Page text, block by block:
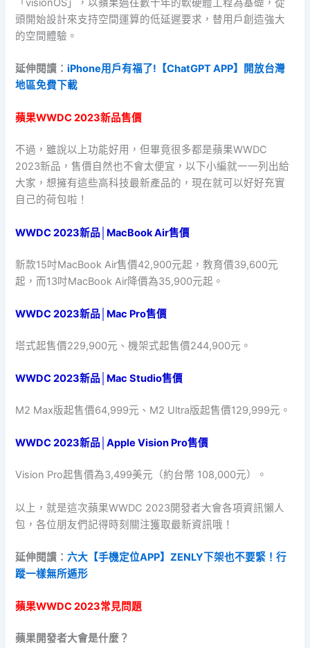
「visionOS」，以蘋果過往數十年的軟硬體工程為基礎，從
頭開始設計來支持空間運算的低延遲要求，替用戶創造強大
的空間體驗。
延伸閱讀：iPhone用戶有福了!【ChatGPT APP】開放台灣
地區免費下載
蘋果WWDC 2023新品售價
不過，雖說以上功能好用，但畢竟很多都是蘋果WWDC
2023新品，售價自然也不會太便宜，以下小編就一一列出給
大家，想擁有這些高科技最新產品的，現在就可以好好充實
自己的荷包啦！
WWDC 2023新品│MacBook Air售價
新款15吋MacBook Air售價42,900元起，教育價39,600元
起，而13吋MacBook Air降價為35,900元起。
WWDC 2023新品│Mac Pro售價
塔式起售價229,900元、機架式起售價244,900元。
WWDC 2023新品│Mac Studio售價
M2 Max版起售價64,999元、M2 Ultra版起售價129,999元。
WWDC 2023新品│Apple Vision Pro售價
Vision Pro起售價為3,499美元（約台幣 108,000元）。
以上，就是這次蘋果WWDC 2023開發者大會各項資訊懶人
包，各位朋友們記得時刻關注獲取最新資訊哦！
延伸閱讀：六大【手機定位APP】ZENLY下架也不要緊！行
蹤一樣無所遁形
蘋果WWDC 2023常見問題
蘋果開發者大會是什麼？